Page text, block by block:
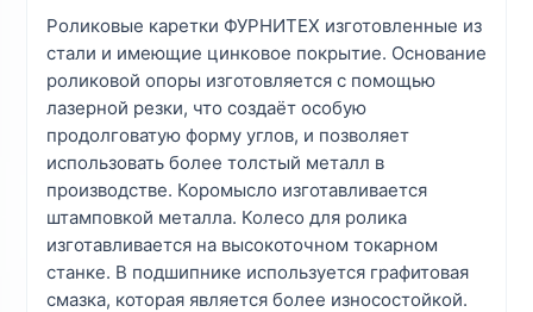
Роликовые каретки ФУРНИТЕХ изготовленные из
стали и имеющие цинковое покрытие. Основание
роликовой опоры изготовляется с помощью
лазерной резки, что создаёт особую
продолговатую форму углов, и позволяет
использовать более толстый металл в
производстве. Коромысло изготавливается
штамповкой металла. Колесо для ролика
изготавливается на высокоточном токарном
станке. В подшипнике используется графитовая
смазка, которая является более износостойкой.